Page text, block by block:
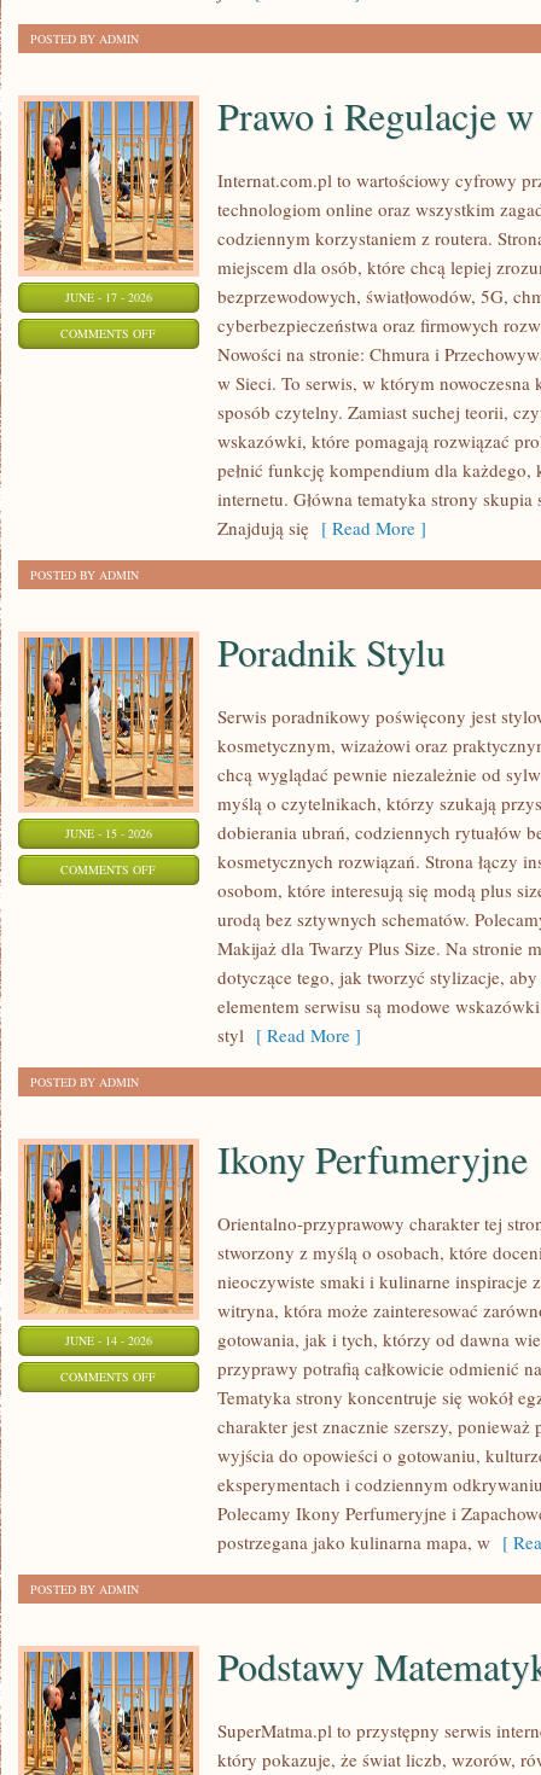
ODCHUDZANIU
POSTED BY ADMIN
JUNE - 17 - 2026
COMMENTS OFFON
REGULACJE
INTERNECIE
Prawo i Regulacje
Internat.com.pl to wartościowy cyfrowy
technologiom online oraz wszystkim
codziennym korzystaniem z routera.
miejscem dla osób, które chcą lepiej
bezprzewodowych, światłowodów, 5G,
cyberbezpieczeństwa oraz firmowych
Nowości na stronie: Chmura i
w Sieci. To serwis, w którym nowoczesna
sposób czytelny. Zamiast suchej teorii,
wskazówki, które pomagają rozwiązać
pełnić funkcję kompendium dla
internetu. Główna tematyka strony
Znajdują się [ Read More ]
POSTED BY ADMIN
JUNE - 15 - 2026
COMMENTS OFFON
Poradnik Stylu
Serwis poradnikowy poświęcony jest
kosmetycznym, wizażowi oraz
chcą wyglądać pewnie niezależnie od
myślą o czytelnikach, którzy szukają
dobierania ubrań, codziennych rytuałów
kosmetycznych rozwiązań. Strona łączy
osobom, które interesują się modą plus
urodą bez sztywnych schematów.
Makijaż dla Twarzy Plus Size. Na stronie
dotyczące tego, jak tworzyć stylizacje,
elementem serwisu są modowe
styl [ Read More ]
POSTED BY ADMIN
JUNE - 14 - 2026
COMMENTS OFFON
PERFUMERYJNE
Ikony Perfumeryjne
Orientalno-przyprawowy charakter tej
stworzony z myślą o osobach, które
nieoczywiste smaki i kulinarne inspiracje
witryna, która może zainteresować
gotowania, jak i tych, którzy od dawna
przyprawy potrafią całkowicie odmienić
Tematyka strony koncentruje się wokół
charakter jest znacznie szerszy,
wyjścia do opowieści o gotowaniu,
eksperymentach i codziennym
Polecamy Ikony Perfumeryjne i
postrzegana jako kulinarna mapa, w [
POSTED BY ADMIN
Podstawy
SuperMatma.pl to przystępny serwis
który pokazuje, że świat liczb, wzorów,